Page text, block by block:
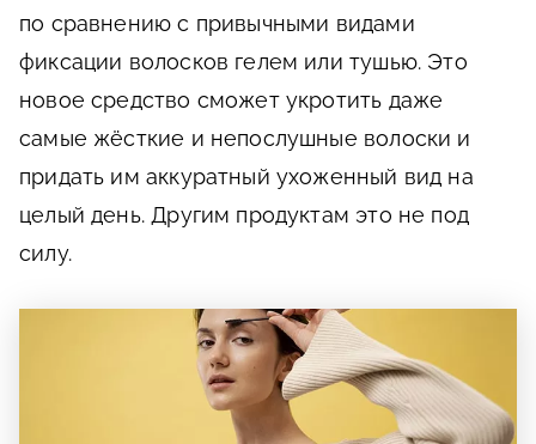
по сравнению с привычными видами
фиксации волосков гелем или тушью. Это
новое средство сможет укротить даже
самые жёсткие и непослушные волоски и
придать им аккуратный ухоженный вид на
целый день. Другим продуктам это не под
силу.